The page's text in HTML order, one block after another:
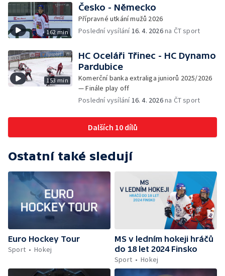
162 min
Česko - Německo
Přípravné utkání mužů 2026
Poslední vysílání16. 4. 2026na ČT sport
153 min
HC Oceláři Třinec - HC Dynamo
Pardubice
Komerční banka extraliga juniorů 2025/2026
— Finále play off
Poslední vysílání16. 4. 2026na ČT sport
Dalších 10 dílů
Ostatní také sledují
Euro Hockey Tour
Sport
Hokej
MS v ledním hokeji hráčů
do 18 let 2024 Finsko
Sport
Hokej